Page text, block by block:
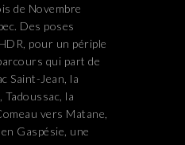
de Novembre
Des poses
pour un périple
qui part de
Saint-Jean, la
Tadoussac, la
vers Matane,
Gaspésie, une